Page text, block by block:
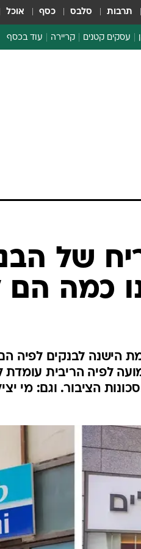
תרבות סלבס כסף אוכל
עסקים קטנים קריירה עוד בכסף
של
כמה הם
הישנה לבנקים לפיה
לפיה הריבית
הציבור. וגם: מי